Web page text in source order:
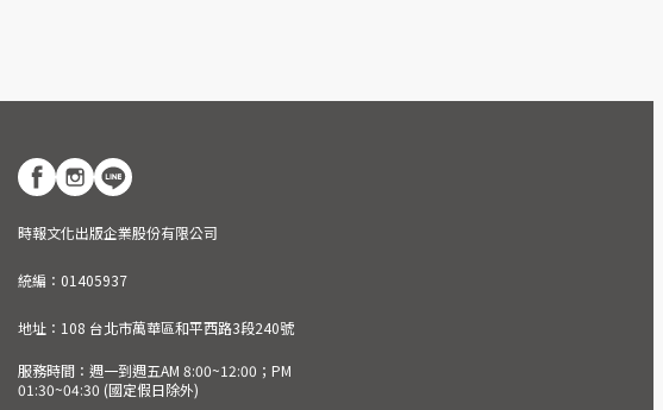
時報文化出版企業股份有限公司
統編：01405937
地址：108 台北市萬華區和平西路3段240號
服務時間：週一到週五AM 8:00~12:00；PM
01:30~04:30 (國定假日除外)